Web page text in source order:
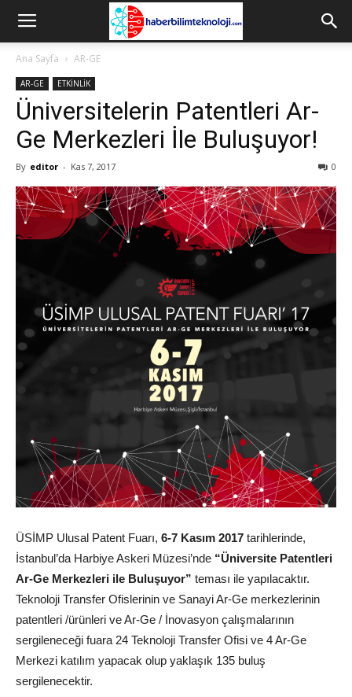
Ana Sayfa AR-GE
AR-GE ETKİNLİK
Üniversitelerin Patentleri Ar-
Ge Merkezleri İle Buluşuyor!
By editor - Kas 7, 2017 0
ÜSİMP Ulusal Patent Fuarı, 6-7 Kasım 2017 tarihlerinde,
İstanbul’da Harbiye Askeri Müzesi’nde “Üniversite Patentleri
Ar-Ge Merkezleri ile Buluşuyor” teması ile yapılacaktır.
Teknoloji Transfer Ofislerinin ve Sanayi Ar-Ge merkezlerinin
patentleri /ürünleri ve Ar-Ge / İnovasyon çalışmalarının
sergileneceği fuara 24 Teknoloji Transfer Ofisi ve 4 Ar-Ge
Merkezi katılım yapacak olup yaklaşık 135 buluş
sergilenecektir.